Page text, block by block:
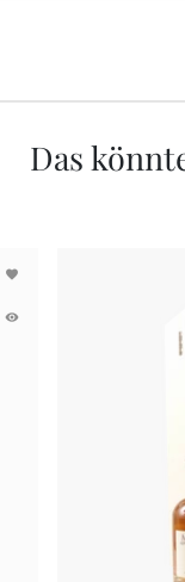
Das
favorite
remove_red_eye